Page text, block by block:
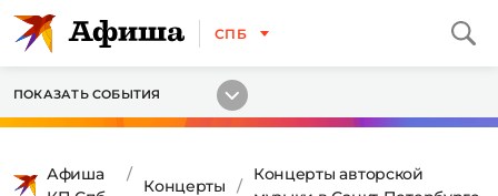
СПБ
ПОКАЗАТЬ СОБЫТИЯ
Афиша
Концерты
Концерты авторской